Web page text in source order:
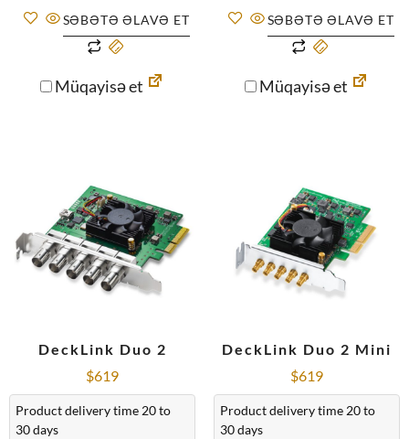
SƏBƏTƏ ƏLAVƏ ET
Müqayisə et
SƏBƏTƏ ƏLAVƏ ET
Müqayisə et
DeckLink Duo 2
$619
Product delivery time 20 to
30 days
DeckLink Duo 2 Mini
$619
Product delivery time 20 to
30 days